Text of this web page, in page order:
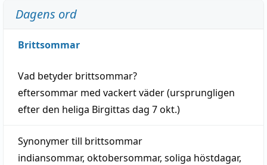
Dagens ord
Brittsommar
Vad betyder brittsommar?
eftersommar med vackertväder(ursprungligen
efter den heliga Birgittas dag 7 okt.)
Synonymer till brittsommar
indiansommar, oktobersommar, soliga höstdagar,